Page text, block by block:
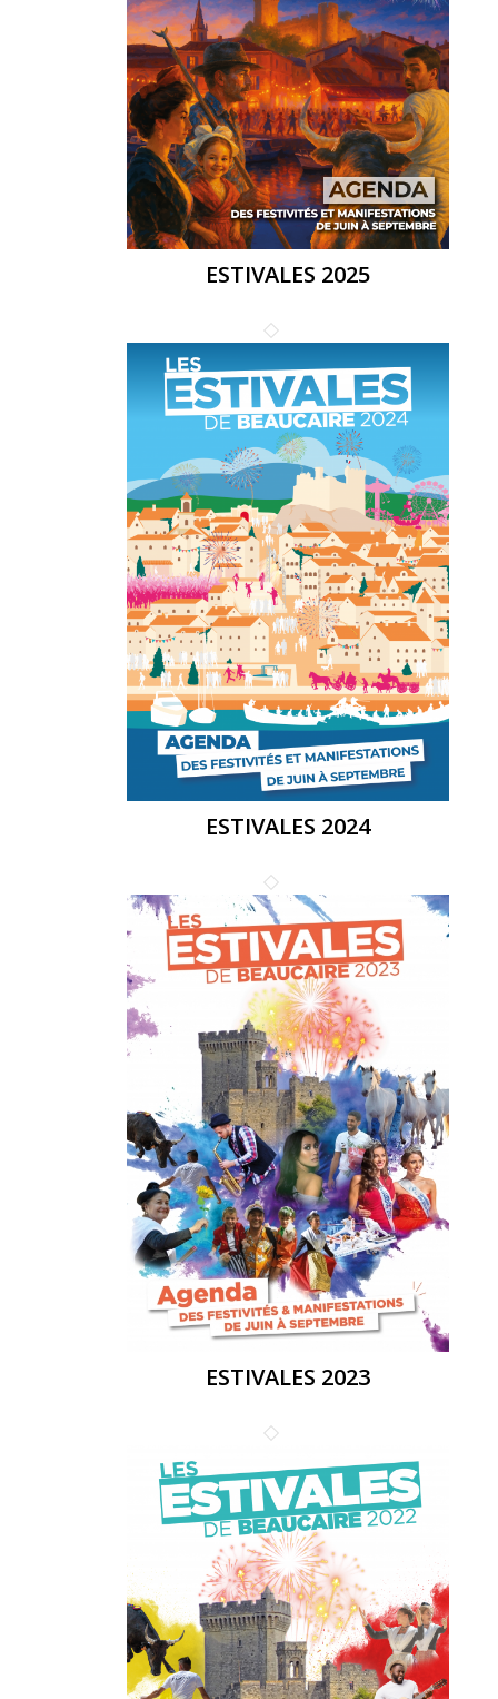
ESTIVALES 2025
ESTIVALES 2024
ESTIVALES 2023